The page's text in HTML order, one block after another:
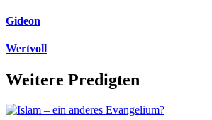
Gideon
Wertvoll
Weitere Predigten